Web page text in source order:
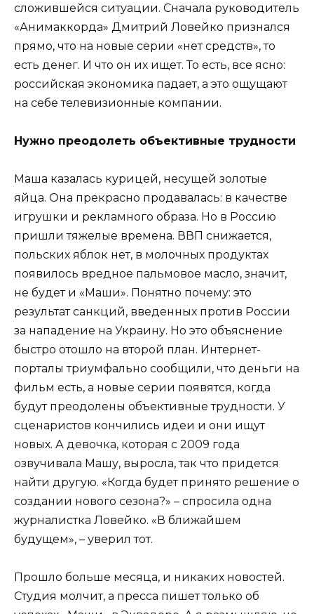
сложившейся ситуации. Сначала руководитель
«Анимаккорда» Дмитрий Ловейко признался
прямо, что на новые серии «нет средств», то
есть денег. И что он их ищет. То есть, все ясно:
российская экономика падает, а это ощущают
на себе телевизионные компании.
Нужно преодолеть объективные трудности
Маша казалась курицей, несущей золотые
яйца. Она прекрасно продавалась: в качестве
игрушки и рекламного образа. Но в Россию
пришли тяжелые времена. ВВП снижается,
польских яблок нет, в молочных продуктах
появилось вредное пальмовое масло, значит,
не будет и «Маши». Понятно почему: это
результат санкций, введенных против России
за нападение на Украину. Но это объяснение
быстро отошло на второй план. Интернет-
порталы триумфально сообщили, что деньги на
фильм есть, а новые серии появятся, когда
будут преодолены объективные трудности. У
сценаристов кончились идеи и они ищут
новых. А девочка, которая с 2009 года
озвучивала Машу, выросла, так что придется
найти другую. «Когда будет принято решение о
создании нового сезона?» – спросила одна
журналистка Ловейко. «В ближайшем
будущем», – уверил тот.
Прошло больше месяца, и никаких новостей.
Студия молчит, а пресса пишет только об